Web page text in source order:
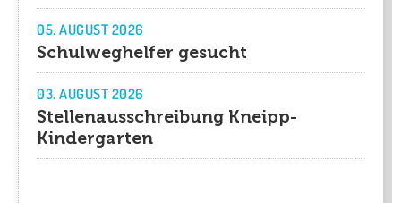
05. AUGUST 2026
Schulweghelfer gesucht
03. AUGUST 2026
Stellenausschreibung Kneipp-
Kindergarten